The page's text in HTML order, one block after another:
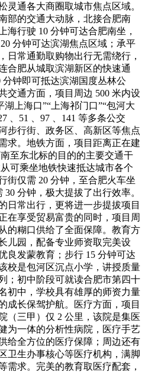
灵通各大商圈取城市焦点区域。
部的交通大动脉，北接合肥南
海行驶 10 分钟可达合肥南坐，
分钟可达滨湖焦点区域；承平
日常通勤取购物出行无需绕行，
合肥从城取滨湖新区的快速通
钟即可抵达滨湖国度丛林公
交通方面，项目周边 500 米内设
上海口”“上海祁门口”“包河大
、51 、97 、141 等多条公交
步行街、政务区、高新区等焦点
求。地铁方面，项目距离正在建
至东北标的目的的主要交通干
可乘坐地铁快速抵达城市各个
街仅需 20 分钟，至合肥火车坐
分钟，极大提拔了出行效率。
日常出行，更将进一步提拔项目
在享受贸易富贵的同时，项目周
的糊口供给了全面保障。教育方
儿园，配备专业师资取完美设
良发蒙教育；步行 15 分钟可达
校是包河区沉点小学，讲授质量
；初中阶段可就读合肥市第四十
初中，学校具有雄厚的师资力量
成长保驾护航。医疗方面，项目
（三甲）仅 2 公里，该院是集医
为一体的分析性病院，医疗手艺
给全方位的医疗保障；周边还有
卫生办事核心等医疗机构，满脚
需求。完美的教育取医疗配套，